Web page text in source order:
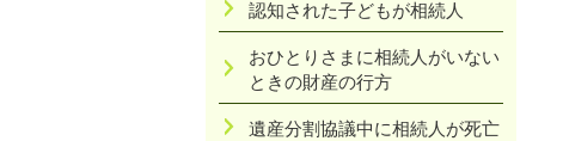
認知された子どもが相続人
おひとりさまに相続人がいない
ときの財産の行方
遺産分割協議中に相続人が死亡